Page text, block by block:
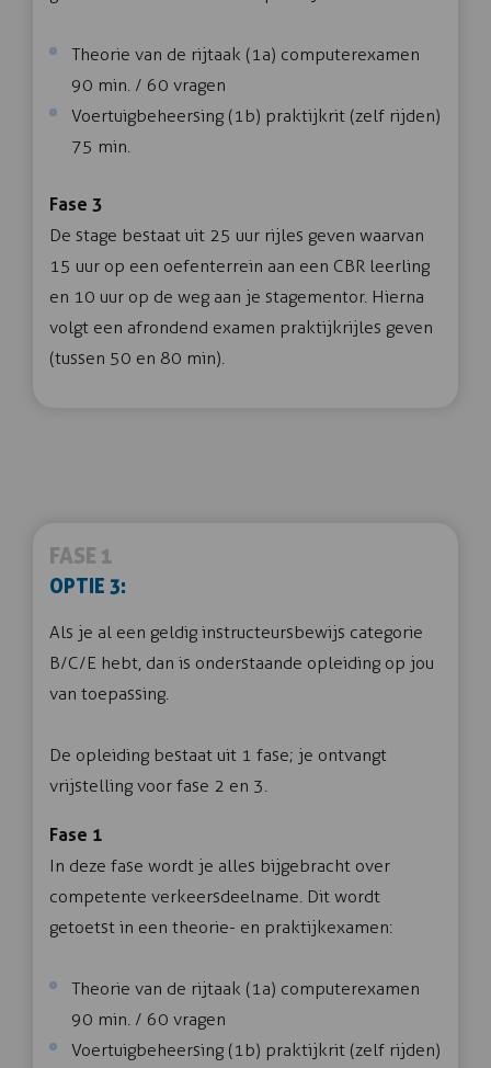
Theorie van de rijtaak (1a) computerexamen
90 min. / 60 vragen
Voertuigbeheersing (1b) praktijkrit (zelf rijden)
75 min.
Fase 3
De stage bestaat uit 25 uur rijles geven waarvan
15 uur op een oefenterrein aan een CBR leerling
en 10 uur op de weg aan je stagementor. Hierna
volgt een afrondend examen praktijkrijles geven
(tussen 50 en 80 min).
FASE 1
OPTIE 3:
Als je al een geldig instructeursbewijs categorie
B/C/E hebt, dan is onderstaande opleiding op jou
van toepassing.
De opleiding bestaat uit 1 fase; je ontvangt
vrijstelling voor fase 2 en 3.
Fase 1
In deze fase wordt je alles bijgebracht over
competente verkeersdeelname. Dit wordt
getoetst in een theorie- en praktijkexamen:
Theorie van de rijtaak (1a) computerexamen
90 min. / 60 vragen
Voertuigbeheersing (1b) praktijkrit (zelf rijden)